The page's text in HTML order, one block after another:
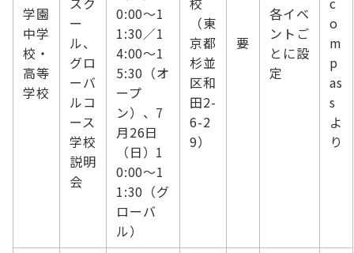
学園
中学
校・
高等
学校
ー
ル、
グロ
ーバ
ルコ
ース
学校
説明
会
0:00～1
1:30／1
4:00～1
5:30（オ
ープ
ン）、7
月26日
（日）1
0:00～1
1:30（グ
ローバ
ル）
（東
京都
杉並
区和
田2-
6-2
9）
要
各イベ
ントご
とに設
定
o
m
p
as
s
よ
り